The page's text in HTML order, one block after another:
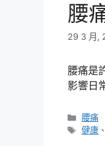
腰
29 3 月,
腰痛是
影響日
分
類
腰痛
標
健康